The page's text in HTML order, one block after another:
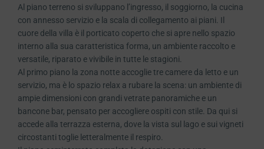
Al piano terreno si sviluppano l’ingresso, il soggiorno, la cucina
con annesso servizio e la scala di collegamento ai piani. Il
cuore della villa è il porticato coperto che si apre nello spazio
interno alla sua caratteristica forma, un ambiente raccolto e
versatile, riparato e vivibile in tutte le stagioni.
Al primo piano la zona notte accoglie tre camere da letto e un
servizio, ma è lo spazio relax a rubare la scena: un ambiente di
ampie dimensioni con grandi vetrate panoramiche e un
bancone bar, pensato per accogliere ospiti con stile. Da qui si
accede alla terrazza esterna, dove la vista sul lago e sui vigneti
circostanti toglie letteralmente il respiro.